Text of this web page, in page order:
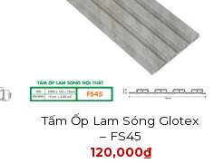
Tấm Ốp Lam Sóng Glotex
– FS45
120,000₫